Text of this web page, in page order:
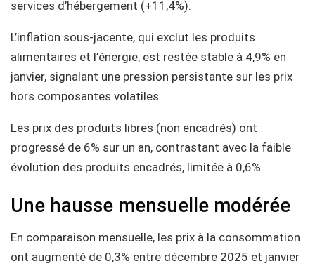
services d’hébergement (+11,4%).
L’inflation sous-jacente, qui exclut les produits
alimentaires et l’énergie, est restée stable à 4,9% en
janvier, signalant une pression persistante sur les prix
hors composantes volatiles.
Les prix des produits libres (non encadrés) ont
progressé de 6% sur un an, contrastant avec la faible
évolution des produits encadrés, limitée à 0,6%.
Une hausse mensuelle modérée
En comparaison mensuelle, les prix à la consommation
ont augmenté de 0,3% entre décembre 2025 et janvier